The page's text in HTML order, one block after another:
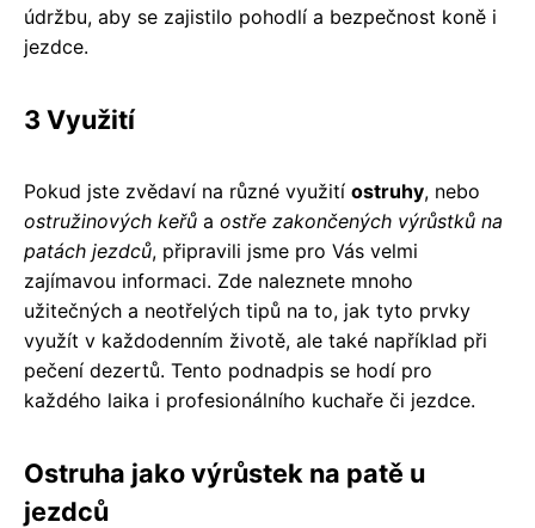
údržbu, aby se zajistilo pohodlí a bezpečnost koně i
jezdce.
3 Využití
Pokud jste zvědaví na různé využití ostruhy, nebo
ostružinových keřů a ostře zakončených výrůstků na
patách jezdců, připravili jsme pro Vás velmi
zajímavou informaci. Zde naleznete mnoho
užitečných a neotřelých tipů na to, jak tyto prvky
využít v každodenním životě, ale také například při
pečení dezertů. Tento podnadpis se hodí pro
každého laika i profesionálního kuchaře či jezdce.
Ostruha jako výrůstek na patě u
jezdců